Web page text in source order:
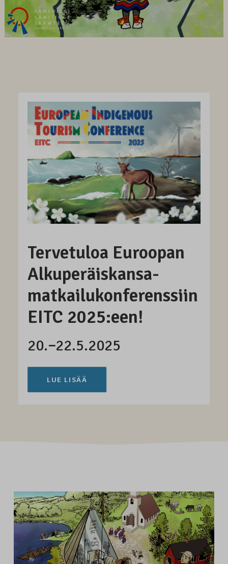
Tervetuloa Euroopan
Alkuperäis­kansa­
matkailu­konferenssiin
EITC 2025:een!
20.−22.5.2025
LUE LISÄÄ